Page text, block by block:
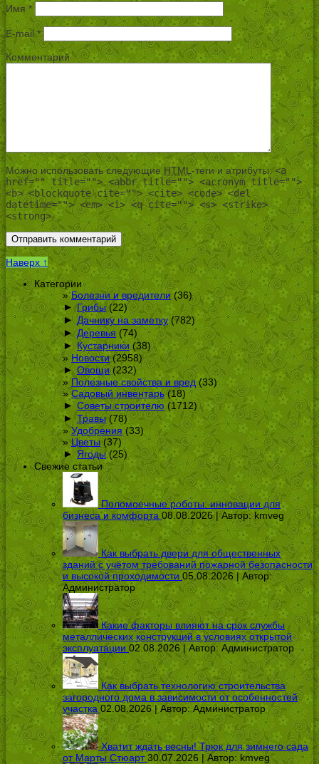
Имя *
E-mail*
Комментарий
Можно использовать следующиеHTML -теги и атрибуты:<a
href="" title=""> <abbr title=""> <acronym title="">
<b> <blockquote cite=""> <cite> <code> <del
datetime=""> <em> <i> <q cite=""> <s> <strike>
<strong>
Наверх ↑
Категории
Болезни и вредители (36)
► Грибы(22)
► Дачнику на заметку(782)
► Деревья (74)
► Кустарники (38)
Новости(2958)
► Овощи(232)
Полезные свойства и вред(33)
Садовый инвентарь(18)
► Советы строителю (1712)
► Травы(78)
Удобрения (33)
Цветы(37)
► Ягоды(25)
Свежие статьи
Поломоечные роботы: инновации для
бизнеса и комфорта 08.08.2026 | Автор:kmveg
Как выбрать двери для общественных
зданий с учётом требований пожарной безопасности
и высокой проходимости 05.08.2026 | Автор:
Администратор
Какие факторы влияют на срок службы
металлических конструкций в условиях открытой
эксплуатации 02.08.2026 | Автор: Администратор
Как выбрать технологию строительства
загородного дома в зависимости от особенностей
участка 02.08.2026 | Автор:Администратор
Хватит ждать весны! Трюк для зимнего сада
от Марты Стюарт 30.07.2026 | Автор: kmveg